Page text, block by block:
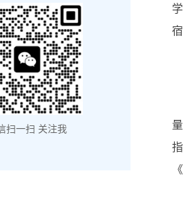
扫一扫 关注我